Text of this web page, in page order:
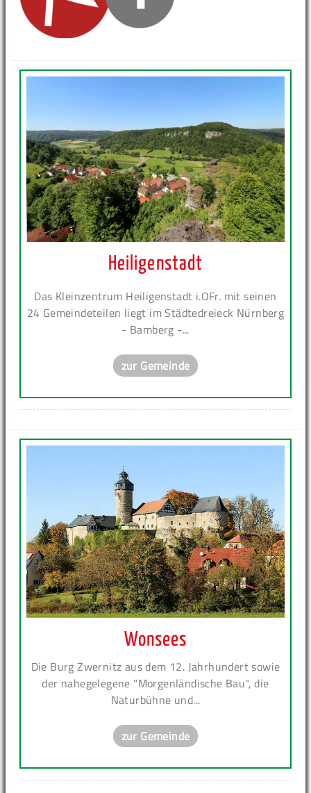
Heiligenstadt
Das Kleinzentrum Heiligenstadt i.OFr. mit seinen
24 Gemeindeteilen liegt im Städtedreieck Nürnberg
- Bamberg -...
zur Gemeinde
Wonsees
Die Burg Zwernitz aus dem 12. Jahrhundert sowie
der nahegelegene "Morgenländische Bau", die
Naturbühne und...
zur Gemeinde